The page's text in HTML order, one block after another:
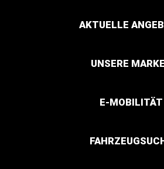
AKTUELLE
UNSERE
E-MOBILITÄT